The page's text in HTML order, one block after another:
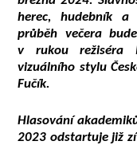
herec, hudebník a
průběh večera
v rukou režiséra
vizuálního stylu
Fučík.
Hlasování
2023 odstartuje již